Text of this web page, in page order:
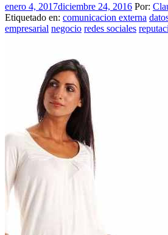
enero 4, 2017diciembre 24, 2016 Por:
Etiquetado en: comunicacion externa
empresarial negocio redes sociales